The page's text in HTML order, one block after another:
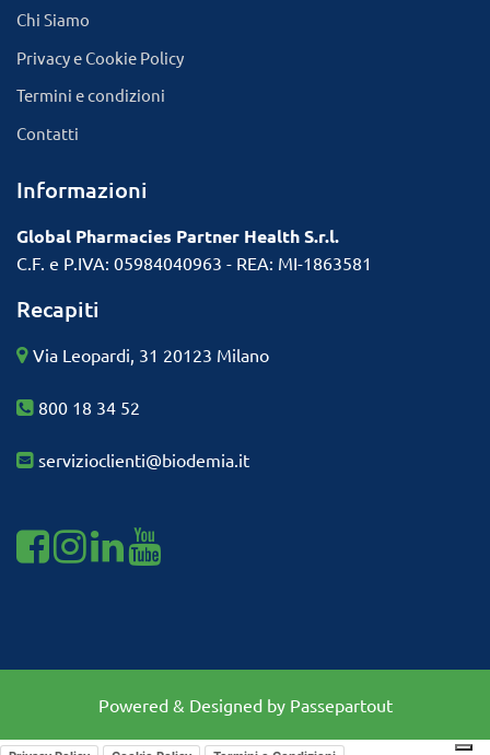
Chi Siamo
Privacy e Cookie Policy
Termini e condizioni
Contatti
Informazioni
Global Pharmacies Partner Health S.r.l.
C.F. e P.IVA: 05984040963 - REA: MI-1863581
Recapiti
Via Leopardi, 31 20123 Milano
800 18 34 52
servizioclienti@biodemia.it
Visualizza la nostra pagina Facebook
Visualizza il nostro profilo Instagram
Visualizza il nostro profilo Linkedin
Powered & Designed by Passepartout